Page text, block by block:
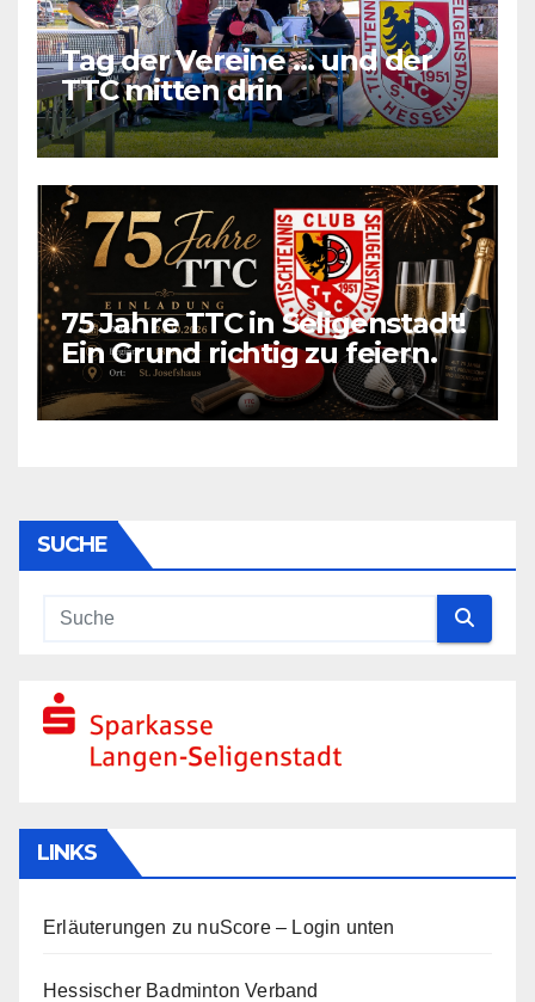
Tag der Vereine … und der
TTC mitten drin
75 Jahre TTC in Seligenstadt!
Ein Grund richtig zu feiern.
SUCHE
LINKS
Erläuterungen zu nuScore– Login unten
Hessischer Badminton Verband